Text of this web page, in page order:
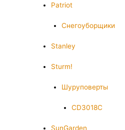
Patriot
Снегоуборщики
Stanley
Sturm!
Шуруповерты
CD3018C
SunGarden